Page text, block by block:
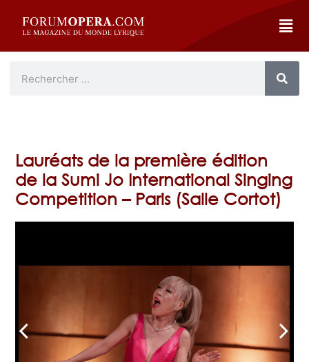
Lauréats de la première édition
de la Sumi Jo International Singing
Competition – Paris (Salle Cortot)
arrow_back_ios arrow_forward_ios